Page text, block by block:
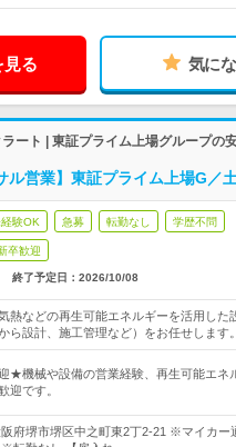
見る 気に
ート | 東証プライム上場グループの
営業】東証プライム上場G／
験OK 急募 転勤なし 学歴不問
卒歓迎
終了予定日： 2026/10/08
熱などの再生可能エネルギーを活用した
ら設計、施工管理など）をお任せします。
★機械や設備の営業経験、再生可能エネ
迎です。
阪府堺市堺区中之町東2丁2-21 ※マイカー